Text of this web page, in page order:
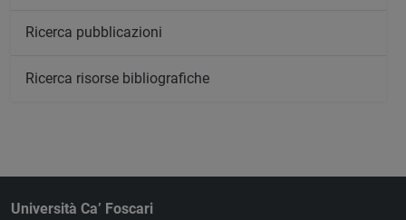
Ricerca pubblicazioni
Ricerca risorse bibliografiche
Università Ca’ Foscari